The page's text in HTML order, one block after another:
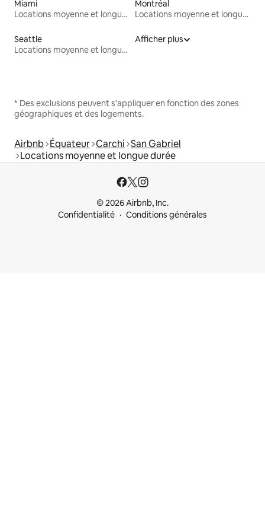
Miami
Locations moyenne et longue durée
Montréal
Locations moyenne et longue durée
Seattle
Locations moyenne et longue durée
Afficher plus
* Des exclusions peuvent s'appliquer en fonction des zones
géographiques et des logements.
Airbnb Équateur Carchi San Gabriel
Locations moyenne et longue durée
© 2026 Airbnb, Inc.
Confidentialité
Conditions générales